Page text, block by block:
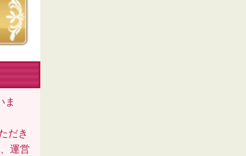
ま
だき
運営